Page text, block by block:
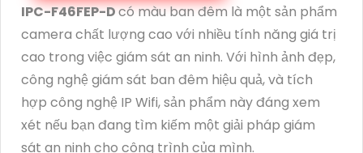
IPC-F46FEP-Dcó màu ban đêm là một sản phẩm
camera chất lượng cao với nhiều tính năng giá trị
cao trong việc giám sát an ninh. Với hình ảnh đẹp,
công nghệ giám sát ban đêm hiệu quả, và tích
hợp công nghệ IP Wifi, sản phẩm này đáng xem
xét nếu bạn đang tìm kiếm một giải pháp giám
sát an ninh cho công trình của mình.